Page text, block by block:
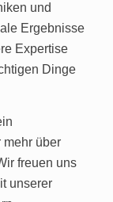
und
Ergebnisse
Expertise
Dinge
über
freuen uns
unserer